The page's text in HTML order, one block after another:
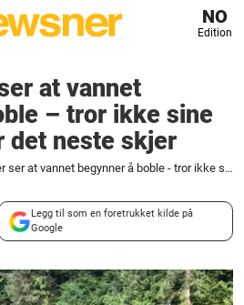
NO
Edition
at vannet
– tror ikke sine
det neste skjer
Hotellgjester ser at vannet begynner å boble - tror ikke sine egne øyne når det neste skjer
Legg til som en foretrukket kilde på
Google